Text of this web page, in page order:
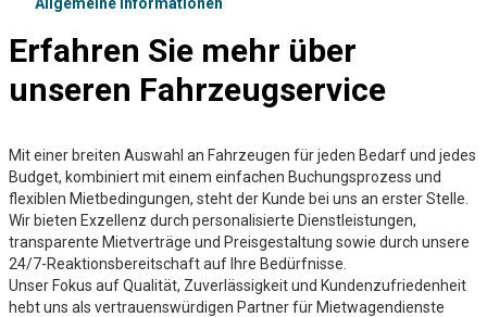
Erfahren Sie mehr über
unseren Fahrzeugservice
Mit einer breiten Auswahl an Fahrzeugen für jeden Bedarf und jedes
Budget, kombiniert mit einem einfachen Buchungsprozess und
flexiblen Mietbedingungen, steht der Kunde bei uns an erster Stelle.
Wir bieten Exzellenz durch personalisierte Dienstleistungen,
transparente Mietverträge und Preisgestaltung sowie durch unsere
24/7-Reaktionsbereitschaft auf Ihre Bedürfnisse.
Unser Fokus auf Qualität, Zuverlässigkeit und Kundenzufriedenheit
hebt uns als vertrauenswürdigen Partner für Mietwagendienste